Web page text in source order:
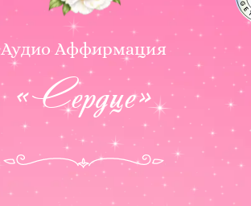
Аудио Аффирмация
«Сердце»